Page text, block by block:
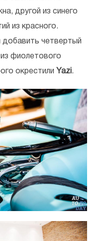
другой из синего
из красного.
четвертый
фиолетового
окрестили Yazi .